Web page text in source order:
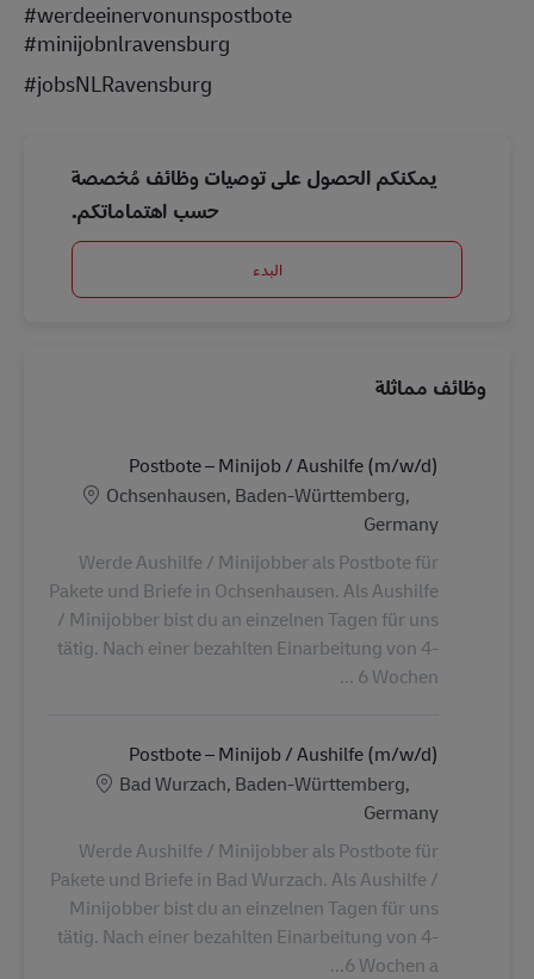
#werdeeinervonunspostbote
#minijobnlravensburg
#jobsNLRavensburg
يمكنكم الحصول على توصيات وظائف مُخصصة
حسب اهتماماتكم.
البدء
وظائف مماثلة
Postbote – Minijob / Aushilfe (m/w/d)
الموقع
Ochsenhausen, Baden-Württemberg,
Germany
Werde Aushilfe / Minijobber als Postbote für
Pakete und Briefe in Ochsenhausen. Als Aushilfe
/ Minijobber bist du an einzelnen Tagen für uns
tätig. Nach einer bezahlten Einarbeitung von 4-
6 Wochen ...
Postbote – Minijob / Aushilfe (m/w/d)
الموقع
Bad Wurzach, Baden-Württemberg,
Germany
Werde Aushilfe / Minijobber als Postbote für
Pakete und Briefe in Bad Wurzach. Als Aushilfe /
Minijobber bist du an einzelnen Tagen für uns
tätig. Nach einer bezahlten Einarbeitung von 4-
6 Wochen a...